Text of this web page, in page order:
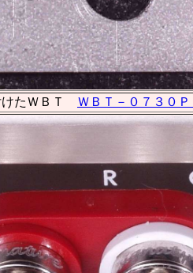
たＷＢＴ ＷＢＴ－０７３０